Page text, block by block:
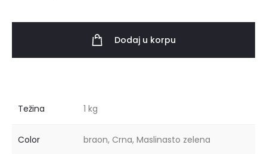
Dodaj u korpu
Težina 1 kg
Color braon, Crna, Maslinasto zelena